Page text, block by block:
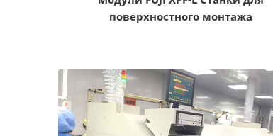
поверхностного монтажа